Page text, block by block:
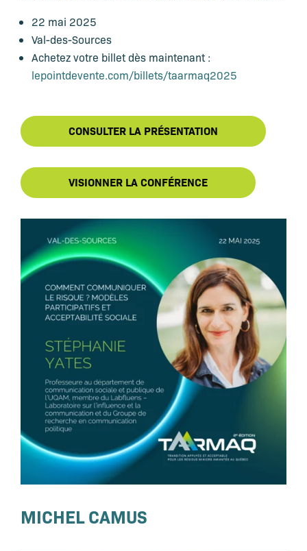
22 mai 2025
Val-des-Sources
Achetez votre billet dès maintenant :
lepointdevente.com/billets/taarmaq2025
CONSULTER LA PRÉSENTATION
VISIONNER LA CONFÉRENCE
MICHEL CAMUS